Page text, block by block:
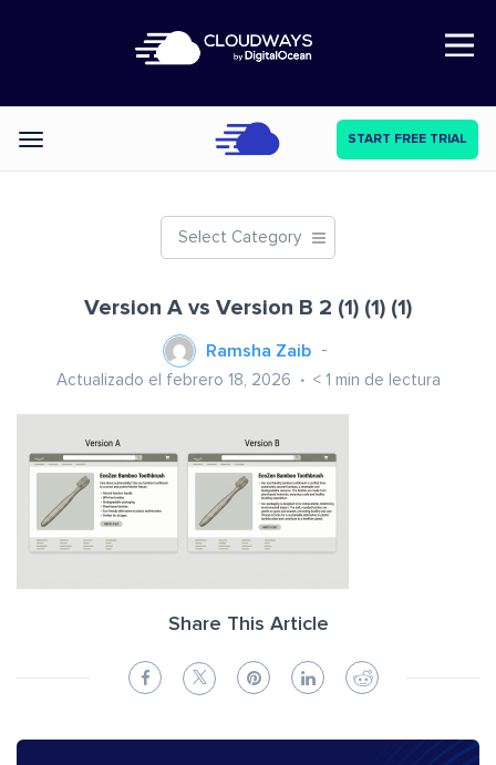
Open Nav
Categories START FREE TRIAL
Select Category
Version A vs Version B 2 (1) (1) (1)
Ramsha Zaib
Actualizado el febrero 18, 2026 < 1 min de lectura
Share This Article